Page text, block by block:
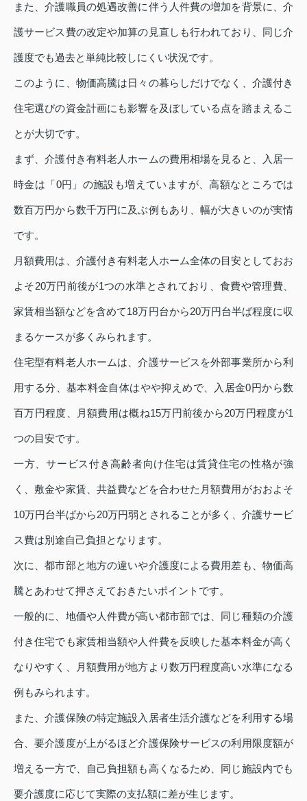
また、介護職員の処遇改善に伴う人件費の増加を背景に、介
護サービス費の改定や加算の見直しも行われており、同じ介
護度でも過去と単純比較しにくい状況です。
このように、物価高騰は日々の暮らしだけでなく、介護付き
住宅選びの資金計画にも影響を及ぼしている点を踏まえるこ
とが大切です。
まず、介護付き有料老人ホームの費用相場を見ると、入居一
時金は「0円」の施設も増えていますが、高額なところでは
数百万円から数千万円に及ぶ例もあり、幅が大きいのが実情
です。
月額費用は、介護付き有料老人ホーム全体の目安としておお
よそ20万円前後が1つの水準とされており、食費や管理費、
家賃相当額などを含めて18万円台から20万円台半ば程度に収
まるケースが多くみられます。
住宅型有料老人ホームは、介護サービスを外部事業所から利
用する分、基本料金自体はやや抑えめで、入居金0円から数
百万円程度、月額費用は概ね15万円前後から20万円程度が1
つの目安です。
一方、サービス付き高齢者向け住宅は賃貸住宅の性格が強
く、敷金や家賃、共益費などを合わせた月額費用がおおよそ
10万円台半ばから20万円弱とされることが多く、介護サービ
ス費は別途自己負担となります。
次に、都市部と地方の違いや介護度による費用差も、物価高
騰とあわせて押さえておきたいポイントです。
一般的に、地価や人件費が高い都市部では、同じ種類の介護
付き住宅でも家賃相当額や人件費を反映した基本料金が高く
なりやすく、月額費用が地方より数万円程度高い水準になる
例もみられます。
また、介護保険の特定施設入居者生活介護などを利用する場
合、要介護度が上がるほど介護保険サービスの利用限度額が
増える一方で、自己負担額も高くなるため、同じ施設内でも
要介護度に応じて実際の支払額に差が生じます。